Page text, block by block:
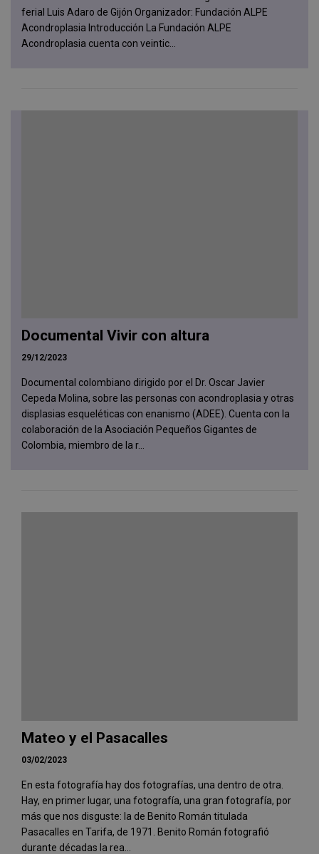
ferial Luis Adaro de Gijón Organizador: Fundación ALPE
Acondroplasia Introducción La Fundación ALPE
Acondroplasia cuenta con veintic...
Documental Vivir con altura
29/12/2023
Documental colombiano dirigido por el Dr. Oscar Javier
Cepeda Molina, sobre las personas con acondroplasia y otras
displasias esqueléticas con enanismo (ADEE). Cuenta con la
colaboración de la Asociación Pequeños Gigantes de
Colombia, miembro de la r...
Mateo y el Pasacalles
03/02/2023
En esta fotografía hay dos fotografías, una dentro de otra.
Hay, en primer lugar, una fotografía, una gran fotografía, por
más que nos disguste: la de Benito Román titulada
Pasacalles en Tarifa, de 1971. Benito Román fotografió
durante décadas la rea...